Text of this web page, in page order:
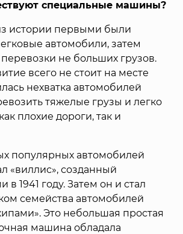
специальные машины?
истории первыми были
автомобили, затем
не больших грузов.
всего не стоит на месте
нехватка автомобилей
тяжелые грузы и легко
плохие дороги, так и
популярных автомобилей
«виллис», созданный
в 1941 году. Затем он и стал
семейства автомобилей
Это небольшая простая
машина обладала